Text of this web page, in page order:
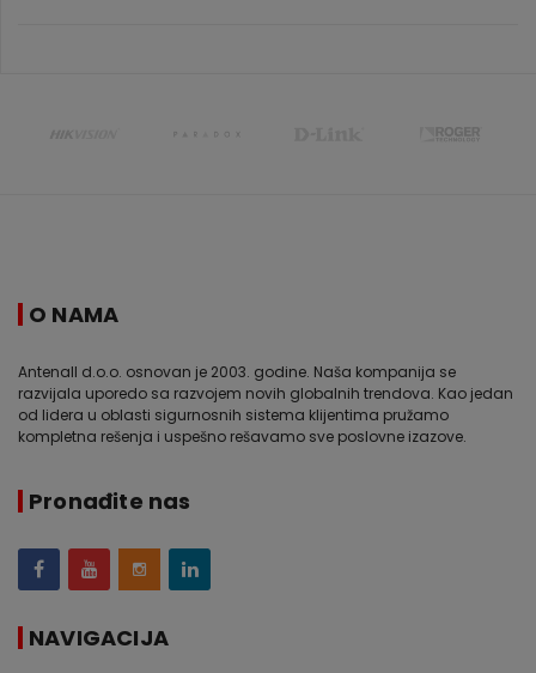
O NAMA
Antenall d.o.o. osnovan je 2003. godine. Naša kompanija se
razvijala uporedo sa razvojem novih globalnih trendova. Kao jedan
od lidera u oblasti sigurnosnih sistema klijentima pružamo
kompletna rešenja i uspešno rešavamo sve poslovne izazove.
Pronađite nas
NAVIGACIJA